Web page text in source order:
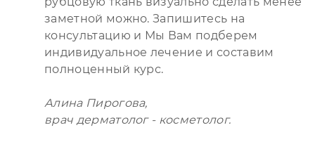
заметной можно. Запишитесь на
консультацию и Мы Вам подберем
индивидуальное лечение и составим
полноценный курс.
Алина Пирогова,
врач дерматолог - косметолог.